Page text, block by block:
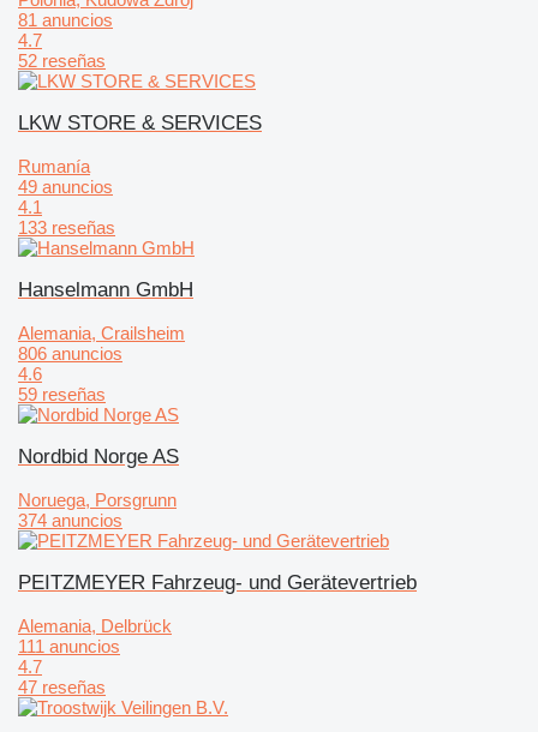
81 anuncios
4.7
52 reseñas
LKW STORE & SERVICES
Rumanía
49 anuncios
4.1
133 reseñas
Hanselmann GmbH
Alemania, Crailsheim
806 anuncios
4.6
59 reseñas
Nordbid Norge AS
Noruega, Porsgrunn
374 anuncios
PEITZMEYER Fahrzeug- und Gerätevertrieb
Alemania, Delbrück
111 anuncios
4.7
47 reseñas